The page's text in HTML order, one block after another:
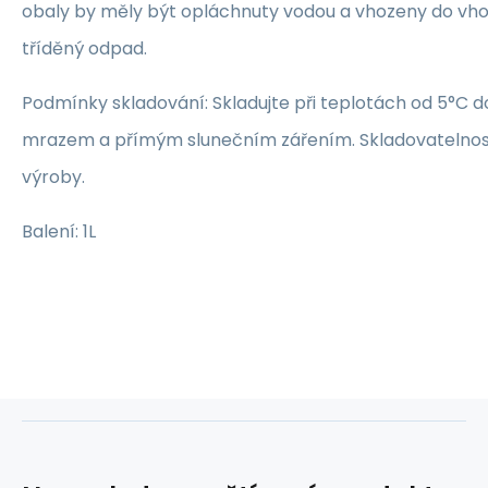
obaly by měly být opláchnuty vodou a vhozeny do
tříděný odpad.
Podmínky skladování: Skladujte při teplotách od 5°C
mrazem a přímým slunečním zářením.
výroby.
Balení: 1L